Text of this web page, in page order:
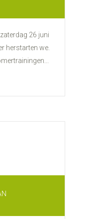
26 juni
herstarten we.